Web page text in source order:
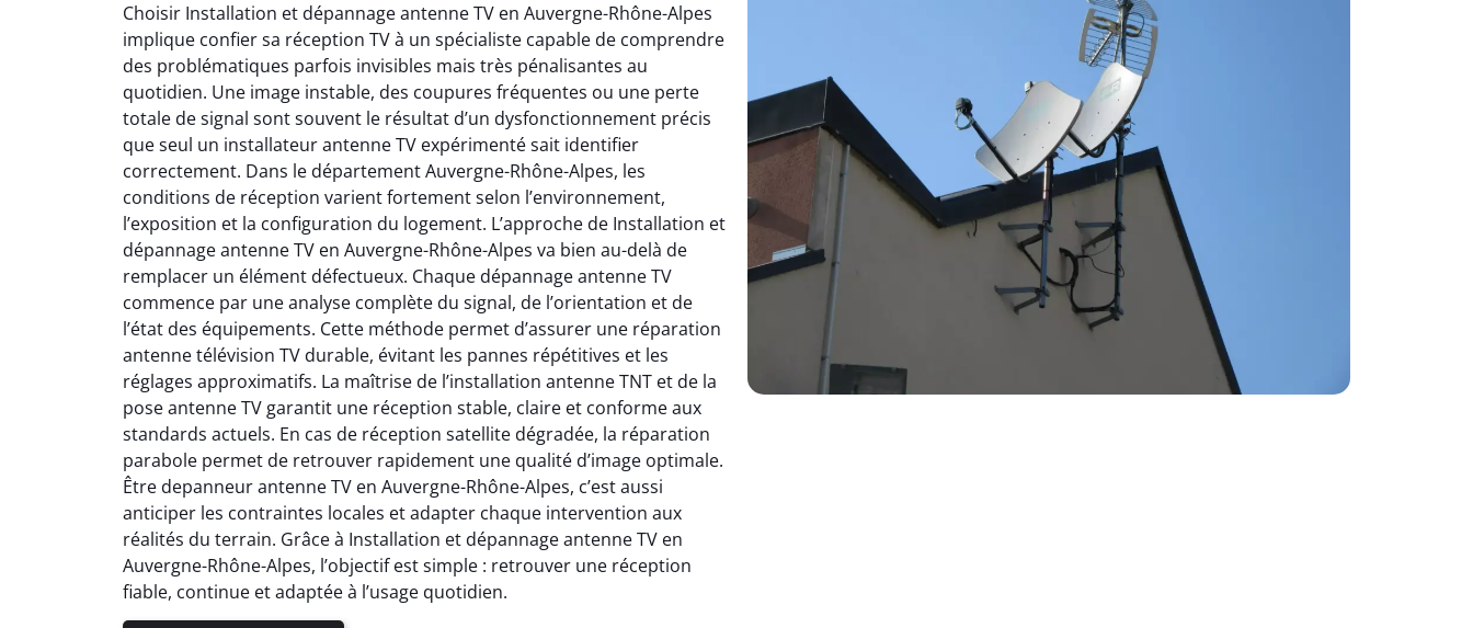
Choisir Installation et dépannage antenne TV en Auvergne-Rhône-Alpes
implique confier sa réception TV à un spécialiste capable de comprendre
des problématiques parfois invisibles mais très pénalisantes au
quotidien. Une image instable, des coupures fréquentes ou une perte
totale de signal sont souvent le résultat d’un dysfonctionnement précis
que seul un installateur antenne TV expérimenté sait identifier
correctement. Dans le département Auvergne-Rhône-Alpes, les
conditions de réception varient fortement selon l’environnement,
l’exposition et la configuration du logement. L’approche de Installation et
dépannage antenne TV en Auvergne-Rhône-Alpes va bien au-delà de
remplacer un élément défectueux. Chaque dépannage antenne TV
commence par une analyse complète du signal, de l’orientation et de
l’état des équipements. Cette méthode permet d’assurer une réparation
antenne télévision TV durable, évitant les pannes répétitives et les
réglages approximatifs. La maîtrise de l’installation antenne TNT et de la
pose antenne TV garantit une réception stable, claire et conforme aux
standards actuels. En cas de réception satellite dégradée, la réparation
parabole permet de retrouver rapidement une qualité d’image optimale.
Être depanneur antenne TV en Auvergne-Rhône-Alpes, c’est aussi
anticiper les contraintes locales et adapter chaque intervention aux
réalités du terrain. Grâce à Installation et dépannage antenne TV en
Auvergne-Rhône-Alpes, l’objectif est simple : retrouver une réception
fiable, continue et adaptée à l’usage quotidien.